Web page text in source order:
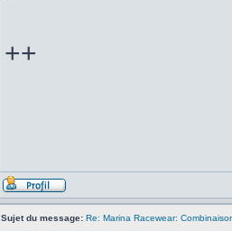
++
Sujet du message: Re: Marina Racewear: